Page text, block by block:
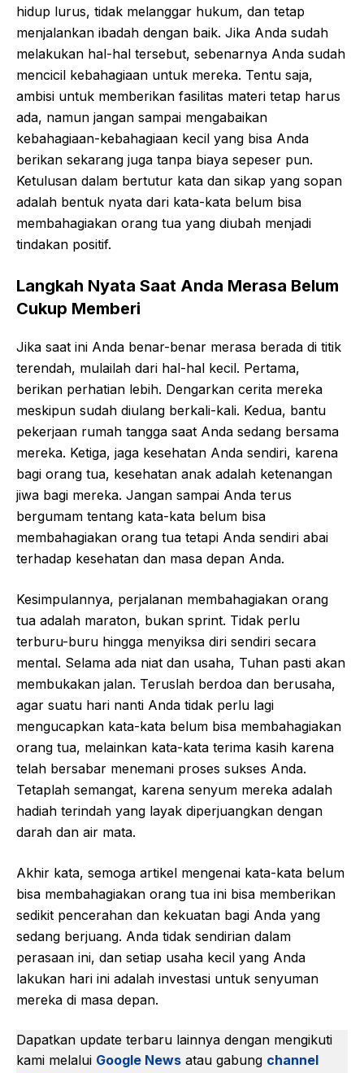
hidup lurus, tidak melanggar hukum, dan tetap
menjalankan ibadah dengan baik. Jika Anda sudah
melakukan hal-hal tersebut, sebenarnya Anda sudah
mencicil kebahagiaan untuk mereka. Tentu saja,
ambisi untuk memberikan fasilitas materi tetap harus
ada, namun jangan sampai mengabaikan
kebahagiaan-kebahagiaan kecil yang bisa Anda
berikan sekarang juga tanpa biaya sepeser pun.
Ketulusan dalam bertutur kata dan sikap yang sopan
adalah bentuk nyata dari kata-kata belum bisa
membahagiakan orang tua yang diubah menjadi
tindakan positif.
Langkah Nyata Saat Anda Merasa Belum
Cukup Memberi
Jika saat ini Anda benar-benar merasa berada di titik
terendah, mulailah dari hal-hal kecil. Pertama,
berikan perhatian lebih. Dengarkan cerita mereka
meskipun sudah diulang berkali-kali. Kedua, bantu
pekerjaan rumah tangga saat Anda sedang bersama
mereka. Ketiga, jaga kesehatan Anda sendiri, karena
bagi orang tua, kesehatan anak adalah ketenangan
jiwa bagi mereka. Jangan sampai Anda terus
bergumam tentang kata-kata belum bisa
membahagiakan orang tua tetapi Anda sendiri abai
terhadap kesehatan dan masa depan Anda.
Kesimpulannya, perjalanan membahagiakan orang
tua adalah maraton, bukan sprint. Tidak perlu
terburu-buru hingga menyiksa diri sendiri secara
mental. Selama ada niat dan usaha, Tuhan pasti akan
membukakan jalan. Teruslah berdoa dan berusaha,
agar suatu hari nanti Anda tidak perlu lagi
mengucapkan kata-kata belum bisa membahagiakan
orang tua, melainkan kata-kata terima kasih karena
telah bersabar menemani proses sukses Anda.
Tetaplah semangat, karena senyum mereka adalah
hadiah terindah yang layak diperjuangkan dengan
darah dan air mata.
Akhir kata, semoga artikel mengenai kata-kata belum
bisa membahagiakan orang tua ini bisa memberikan
sedikit pencerahan dan kekuatan bagi Anda yang
sedang berjuang. Anda tidak sendirian dalam
perasaan ini, dan setiap usaha kecil yang Anda
lakukan hari ini adalah investasi untuk senyuman
mereka di masa depan.
Dapatkan update terbaru lainnya dengan mengikuti
kami melalui Google News atau gabung channel